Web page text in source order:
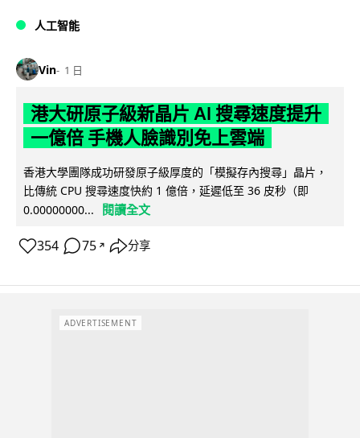
人工智能
Vin 1 日
港大研原子級新晶片 AI 搜尋速度提升
一億倍 手機人臉識別免上雲端
香港大學團隊成功研發原子級厚度的「模擬存內搜尋」晶片，
比傳統 CPU 搜尋速度快約 1 億倍，延遲低至 36 皮秒（即
0.00000000...
閱讀全文
354 75 ↗ 分享
ADVERTISEMENT